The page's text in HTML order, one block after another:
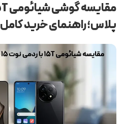
پلاس؛ راهنمای خرید کامل